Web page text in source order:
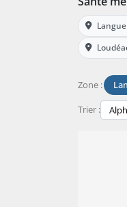
Zone :
Trier :